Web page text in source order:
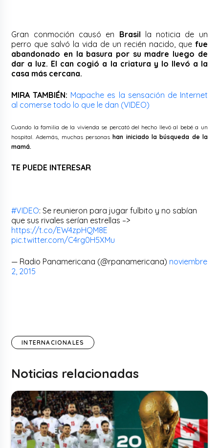
Gran conmoción causó en Brasil la noticia de un
perro que salvó la vida de un recién nacido, que fue
abandonado en la basura por su madre luego de
dar a luz. El can cogió a la criatura y lo llevó a la
casa más cercana.
MIRA TAMBIÉN: Mapache es la sensación de Internet
al comerse todo lo que le dan (VIDEO)
Cuando la familia de la vivienda se percató del hecho llevó al bebé a un
hospital. Además, muchas personashan iniciado la búsqueda de la
mamá.
TE PUEDE INTERESAR
#VIDEO: Se reunieron para jugar fulbito y no sabían
que sus rivales serían estrellas –>
https://t.co/EW4zpHQM8E
pic.twitter.com/C4rg0H5XMu
— Radio Panamericana (@rpanamericana) noviembre
2, 2015
INTERNACIONALES
Noticias relacionadas